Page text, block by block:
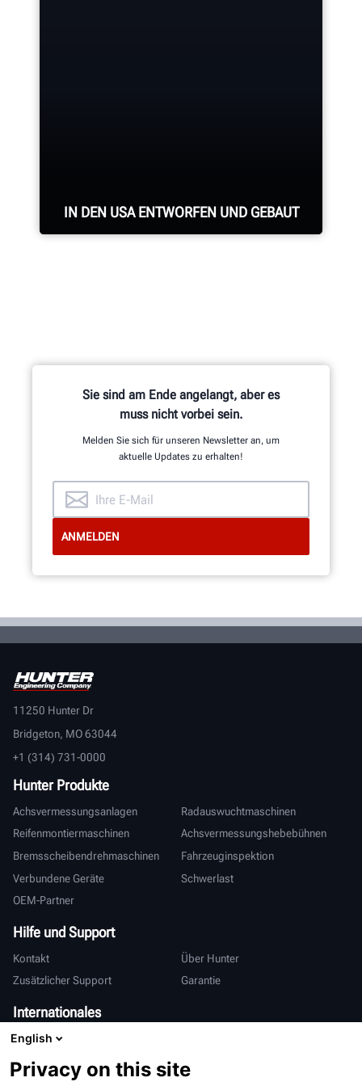
IN DEN USA ENTWORFEN UND GEBAUT
Reifenmontiermaschinen,
Auswuchtmaschinen,
Bremsscheibendrehmaschinen und
MEHR ERFAHREN
Sie sind am Ende angelangt, aber es
muss nicht vorbei sein.
Melden Sie sich für unseren Newsletter an, um
aktuelle Updates zu erhalten!
11250 Hunter Dr
Bridgeton, MO 63044
+1 (314) 731-0000
Hunter Produkte
Achsvermessungsanlagen
Radauswuchtmaschinen
Reifenmontiermaschinen
Achsvermessungshebebühnen
Bremsscheibendrehmaschinen
Fahrzeuginspektion
Verbundene Geräte
Schwerlast
OEM-Partner
Hilfe und Support
Kontakt
Über Hunter
Zusätzlicher Support
Garantie
Internationales
Vertrieb & Service
亨特中国
English
Privacy on this site